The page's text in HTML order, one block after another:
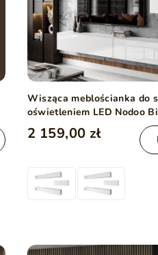
Wisząca meblościanka do
oświetleniem LED Nodoo
2 159,00 zł